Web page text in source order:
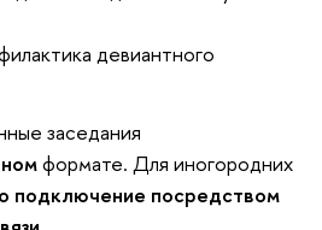
девиантного
заседания
формате. Для иногородних
подключение посредством